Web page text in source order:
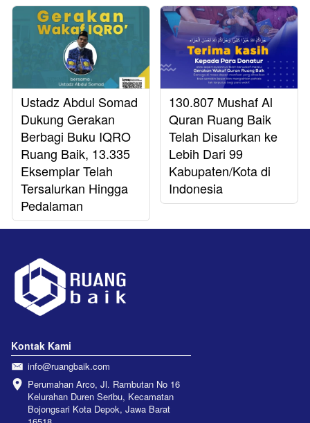
Ustadz Abdul Somad
Dukung Gerakan
Berbagi Buku IQRO
Ruang Baik, 13.335
Eksemplar Telah
Tersalurkan Hingga
Pedalaman
130.807 Mushaf Al
Quran Ruang Baik
Telah Disalurkan ke
Lebih Dari 99
Kabupaten/Kota di
Indonesia
Kontak Kami
info@ruangbaik.com
Perumahan Arco, Jl. Rambutan No 16
Kelurahan Duren Seribu, Kecamatan
Bojongsari Kota Depok, Jawa Barat